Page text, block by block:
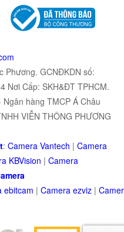
Phương. GCNĐKDN số:
Nơi Cấp: SKH&ĐT TPHCM.
hàng TMCP Á Châu
VIỄN THÔNG PHƯƠNG
: Camera Vantech | Camera
KBVision | Camera
ebitcam | Camera ezviz |